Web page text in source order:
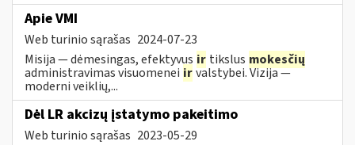
Apie VMI
Web turinio sąrašas 2024-07-23
Misija — dėmesingas, efektyvus ir tikslus mokesčių
administravimas visuomenei irvalstybei. Vizija —
moderni veiklių,...
Dėl LR akcizų įstatymo pakeitimo
Web turinio sąrašas 2023-05-29